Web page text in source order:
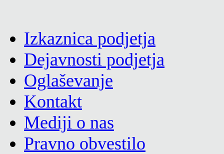
Izkaznica podjetja
Dejavnosti podjetja
Oglaševanje
Kontakt
Mediji o nas
Pravno obvestilo